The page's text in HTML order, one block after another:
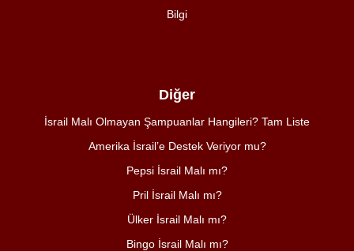
Bilgi
Diğer
İsrail Malı Olmayan Şampuanlar Hangileri? Tam Liste
Amerika İsrail’e Destek Veriyor mu?
Pepsi İsrail Malı mı?
Pril İsrail Malı mı?
Ülker İsrail Malı mı?
Bingo İsrail Malı mı?